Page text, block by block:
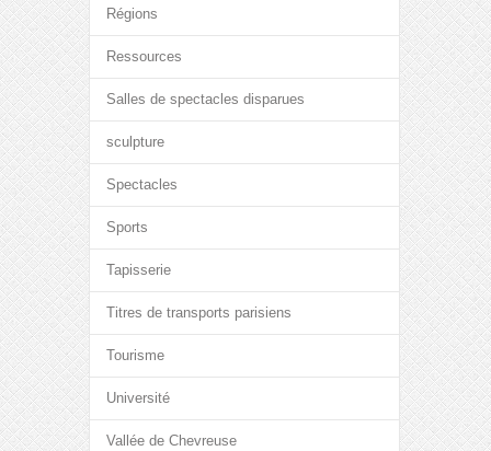
Régions
Ressources
Salles de spectacles disparues
sculpture
Spectacles
Sports
Tapisserie
Titres de transports parisiens
Tourisme
Université
Vallée de Chevreuse